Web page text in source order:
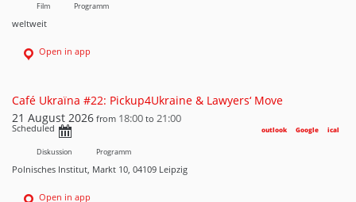
Film Programm
weltweit
Open in app
Café Ukraїna #22: Pickup4Ukraine & Lawyers‘ Move
21 August 2026 from 18:00 to 21:00
Scheduled ical
Google
outlook
Diskussion Programm
Polnisches Institut, Markt 10, 04109 Leipzig
Open in app